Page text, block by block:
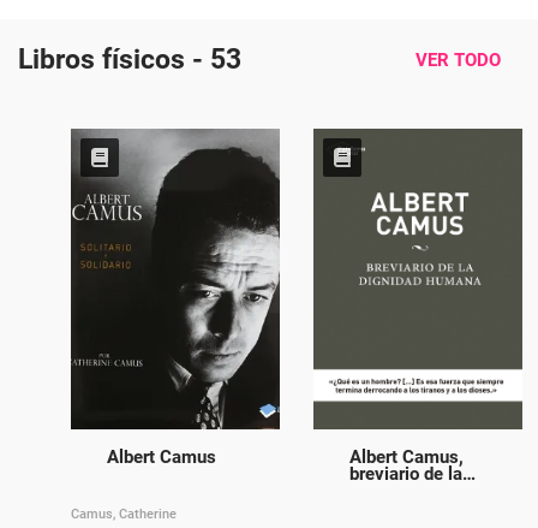
Libros físicos - 53 VER TODO
Albert Camus
Camus, Catherine
Albert Camus,
breviario de la